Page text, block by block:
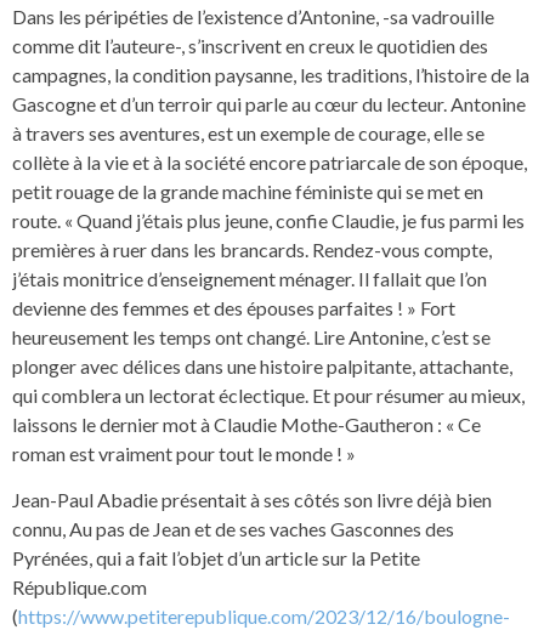
Dans les péripéties de l’existence d’Antonine, -sa vadrouille
comme dit l’auteure-, s’inscrivent en creux le quotidien des
campagnes, la condition paysanne, les traditions, l’histoire de la
Gascogne et d’un terroir qui parle au cœur du lecteur. Antonine
à travers ses aventures, est un exemple de courage, elle se
collète à la vie et à la société encore patriarcale de son époque,
petit rouage de la grande machine féministe qui se met en
route. « Quand j’étais plus jeune, confie Claudie, je fus parmi les
premières à ruer dans les brancards. Rendez-vous compte,
j’étais monitrice d’enseignement ménager. Il fallait que l’on
devienne des femmes et des épouses parfaites ! » Fort
heureusement les temps ont changé. Lire Antonine, c’est se
plonger avec délices dans une histoire palpitante, attachante,
qui comblera un lectorat éclectique. Et pour résumer au mieux,
laissons le dernier mot à Claudie Mothe-Gautheron : « Ce
roman est vraiment pour tout le monde ! »
Jean-Paul Abadie présentait à ses côtés son livre déjà bien
connu, Au pas de Jean et de ses vaches Gasconnes des
Pyrénées, qui a fait l’objet d’un article sur la Petite
République.com
(https://www.petiterepublique.com/2023/12/16/boulogne-